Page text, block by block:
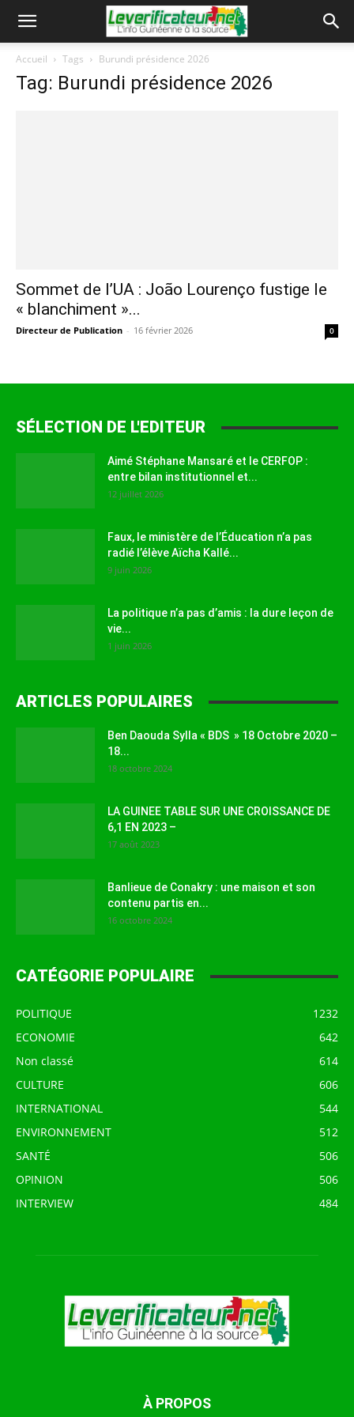
Accueil Tags Burundi présidence 2026
Tag: Burundi présidence 2026
Sommet de l’UA : João Lourenço fustige le
« blanchiment »...
Directeur de Publication - 16 février 2026 0
SÉLECTION DE L'EDITEUR
Aimé Stéphane Mansaré et le CERFOP :
entre bilan institutionnel et...
12 juillet 2026
Faux, le ministère de l’Éducation n’a pas
radié l’élève Aïcha Kallé...
9 juin 2026
La politique n’a pas d’amis : la dure leçon de
vie...
1 juin 2026
ARTICLES POPULAIRES
Ben Daouda Sylla « BDS » 18 Octobre 2020 –
18...
18 octobre 2024
LA GUINEE TABLE SUR UNE CROISSANCE DE
6,1 EN 2023 –
17 août 2023
Banlieue de Conakry : une maison et son
contenu partis en...
16 octobre 2024
CATÉGORIE POPULAIRE
POLITIQUE
1232
ECONOMIE
642
Non classé
614
CULTURE
606
INTERNATIONAL
544
ENVIRONNEMENT
512
SANTÉ
506
OPINION
506
INTERVIEW
484
À PROPOS